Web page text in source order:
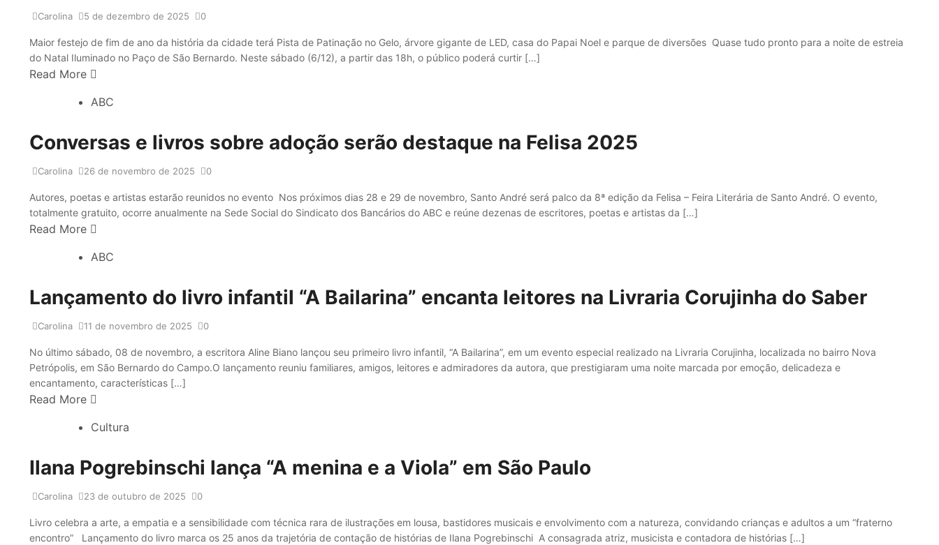
Carolina 5 de dezembro de 2025 0
Maior festejo de fim de ano da história da cidade terá Pista de Patinação no Gelo, árvore gigante de LED, casa do Papai Noel e parque de diversões Quase tudo pronto para a noite de estreia
do Natal Iluminado no Paço de São Bernardo. Neste sábado (6/12), a partir das 18h, o público poderá curtir […]
Read More
ABC
Conversas e livros sobre adoção serão destaque na Felisa 2025
Carolina 26 de novembro de 2025 0
Autores, poetas e artistas estarão reunidos no evento Nos próximos dias 28 e 29 de novembro, Santo André será palco da 8ª edição da Felisa – Feira Literária de Santo André. O evento,
totalmente gratuito, ocorre anualmente na Sede Social do Sindicato dos Bancários do ABC e reúne dezenas de escritores, poetas e artistas da […]
Read More
ABC
Lançamento do livro infantil “A Bailarina” encanta leitores na Livraria Corujinha do Saber
Carolina 11 de novembro de 2025 0
No último sábado, 08 de novembro, a escritora Aline Biano lançou seu primeiro livro infantil, “A Bailarina”, em um evento especial realizado na Livraria Corujinha, localizada no bairro Nova
Petrópolis, em São Bernardo do Campo.O lançamento reuniu familiares, amigos, leitores e admiradores da autora, que prestigiaram uma noite marcada por emoção, delicadeza e
encantamento, características […]
Read More
Cultura
Ilana Pogrebinschi lança “A menina e a Viola” em São Paulo
Carolina 23 de outubro de 2025 0
Livro celebra a arte, a empatia e a sensibilidade com técnica rara de ilustrações em lousa, bastidores musicais e envolvimento com a natureza, convidando crianças e adultos a um “fraterno
encontro” Lançamento do livro marca os 25 anos da trajetória de contação de histórias de Ilana Pogrebinschi A consagrada atriz, musicista e contadora de histórias […]